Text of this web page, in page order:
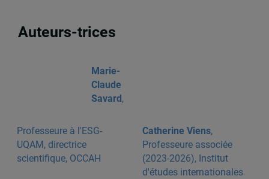
Auteurs-trices
Marie-
Claude
Savard,
Professeure à l'ESG-
UQAM, directrice
scientifique, OCCAH
Catherine Viens,
Professeure associée
(2023-2026), Institut
d'études internationales